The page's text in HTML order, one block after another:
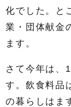
化でした。と
業・団体献金
ます。
さて今年は、
す。飲食料品
の暮らしはま